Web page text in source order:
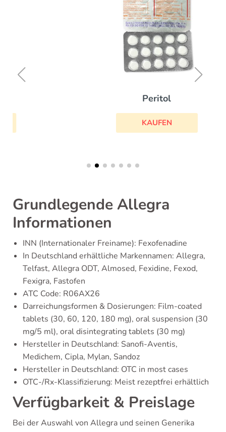
Grundlegende Allegra
Informationen
INN (Internationaler Freiname): Fexofenadine
In Deutschland erhältliche Markennamen: Allegra,
Telfast, Allegra ODT, Almosed, Fexidine, Fexod,
Fexigra, Fastofen
ATC Code: R06AX26
Darreichungsformen & Dosierungen: Film-coated
tablets (30, 60, 120, 180 mg), oral suspension (30
mg/5 ml), oral disintegrating tablets (30 mg)
Hersteller in Deutschland: Sanofi-Aventis,
Medichem, Cipla, Mylan, Sandoz
Hersteller in Deutschland: OTC in most cases
OTC-/Rx-Klassifizierung: Meist rezeptfrei erhältlich
Verfügbarkeit & Preislage
Bei der Auswahl von Allegra und seinen Generika